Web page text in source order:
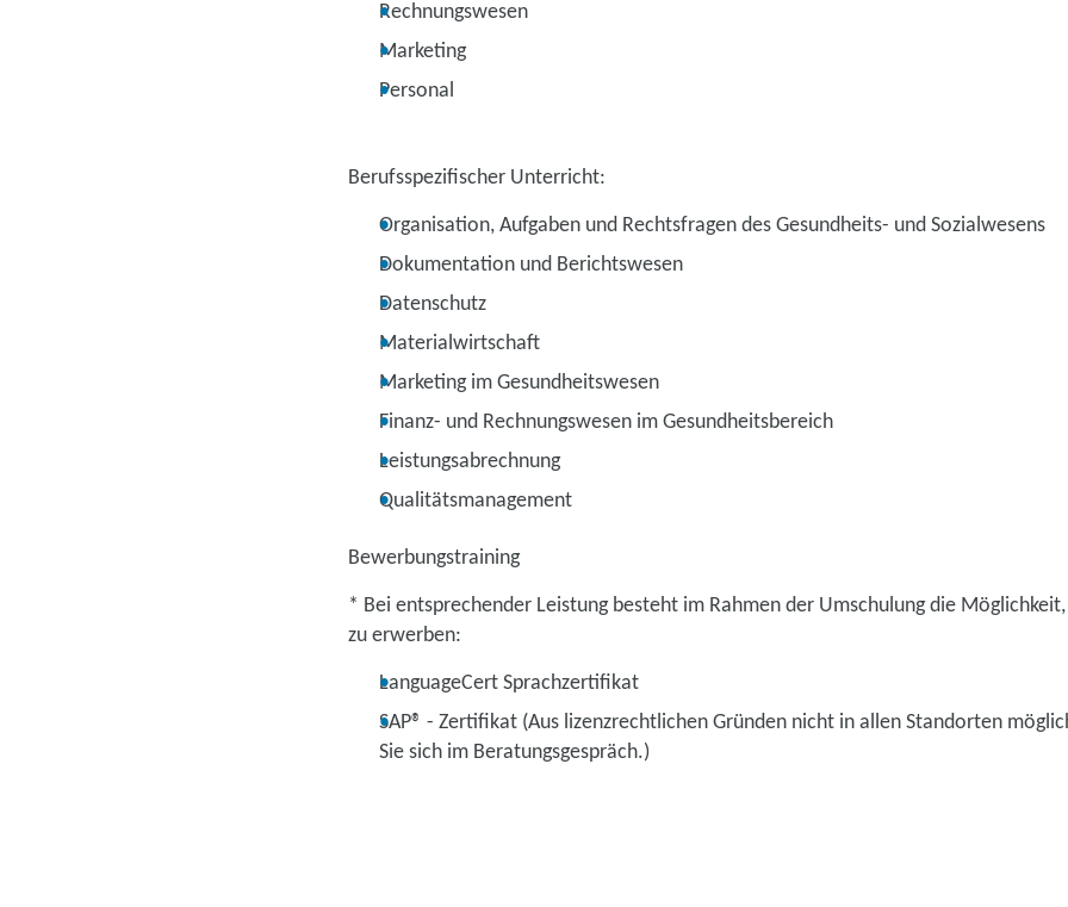
Rechnungswesen
Marketing
Personal
Berufsspezifischer Unterricht:
Organisation, Aufgaben und Rechtsfragen des Gesundheits- und Sozialwesens
Dokumentation und Berichtswesen
Datenschutz
Materialwirtschaft
Marketing im Gesundheitswesen
Finanz- und Rechnungswesen im Gesundheitsbereich
Leistungsabrechnung
Qualitätsmanagement
Bewerbungstraining
* Bei entsprechender Leistung besteht im Rahmen der Umschulung die
zu erwerben:
LanguageCert Sprachzertifikat
SAP® - Zertifikat (Aus lizenzrechtlichen Gründen nicht in allen Standorten
Sie sich im Beratungsgespräch.)